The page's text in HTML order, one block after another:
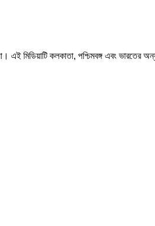
মিডিয়াটি কলকাতা, পশ্চিমবঙ্গ এবং ভারতের